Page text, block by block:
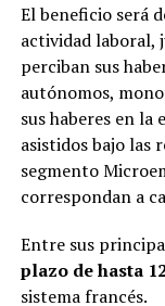
El beneficio será
actividad laboral,
perciban sus
autónomos,
sus haberes en la
asistidos bajo las
segmento
correspondan a
Entre sus
plazo de hasta
sistema francés.